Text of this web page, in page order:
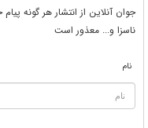
جوان آنلاين از انتشار هر گونه
ناسزا و... معذور است
نام